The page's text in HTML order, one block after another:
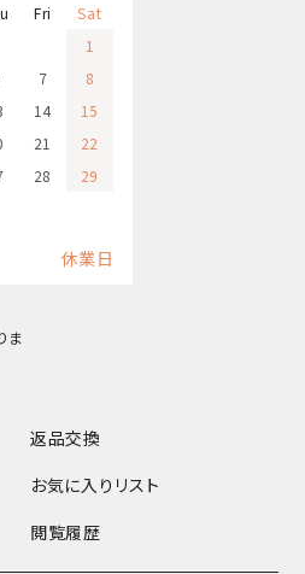
返品交換
お気に入りリスト
閲覧履歴
Fri
Sat
1
7
8
14
15
21
22
28
29
休業日
ま